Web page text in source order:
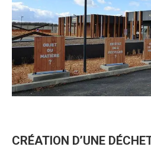
CRÉATION D’UNE